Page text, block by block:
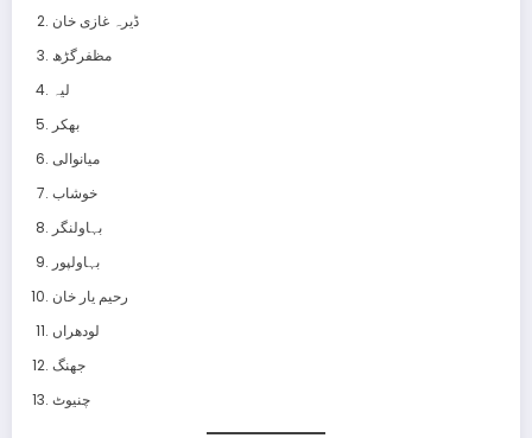
ڈیرہ غازی خان
مظفرگڑھ
لیہ
بھکر
میانوالی
خوشاب
بہاولنگر
بہاولپور
رحیم یار خان
لودھراں
جھنگ
چنیوٹ